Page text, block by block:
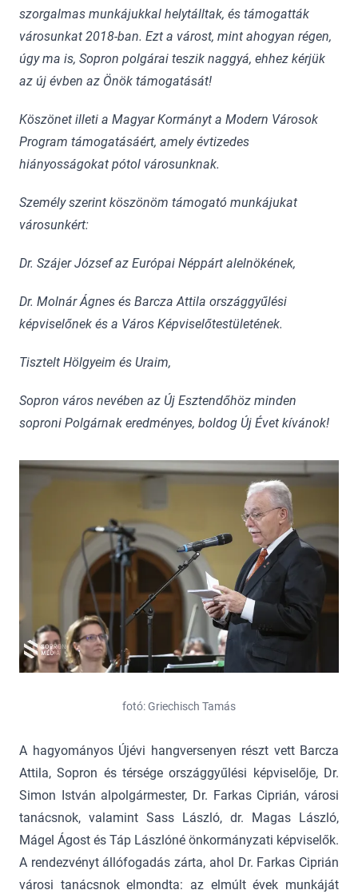
szorgalmas munkájukkal helytálltak, és támogatták
városunkat 2018-ban. Ezt a várost, mint ahogyan régen,
úgy ma is, Sopron polgárai teszik naggyá, ehhez kérjük
az új évben az Önök támogatását!
Köszönet illeti a Magyar Kormányt a Modern Városok
Program támogatásáért, amely évtizedes
hiányosságokat pótol városunknak.
Személy szerint köszönöm támogató munkájukat
városunkért:
Dr. Szájer József az Európai Néppárt alelnökének,
Dr. Molnár Ágnes és Barcza Attila országgyűlési
képviselőnek és a Város Képviselőtestületének.
Tisztelt Hölgyeim és Uraim,
Sopron város nevében az Új Esztendőhöz minden
soproni Polgárnak eredményes, boldog Új Évet kívánok!
fotó: Griechisch Tamás
A hagyományos Újévi hangversenyen részt vett Barcza
Attila, Sopron és térsége országgyűlési képviselője, Dr.
Simon István alpolgármester, Dr. Farkas Ciprián, városi
tanácsnok, valamint Sass László, dr. Magas László,
Mágel Ágost és Táp Lászlóné önkormányzati képviselők.
A rendezvényt állófogadás zárta, ahol Dr. Farkas Ciprián
városi tanácsnok elmondta: az elmúlt évek munkáját